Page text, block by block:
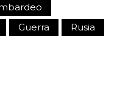
Guerra
Rusia